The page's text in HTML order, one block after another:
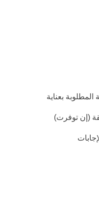
بعناية
(إن توفرت)